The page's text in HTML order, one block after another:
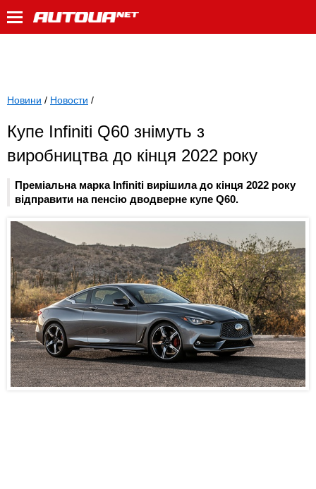
Новини / Новости /
Купе Infiniti Q60 знімуть з
виробництва до кінця 2022 року
Преміальна марка Infiniti вирішила до кінця 2022 року
відправити на пенсію дводверне купе Q60.